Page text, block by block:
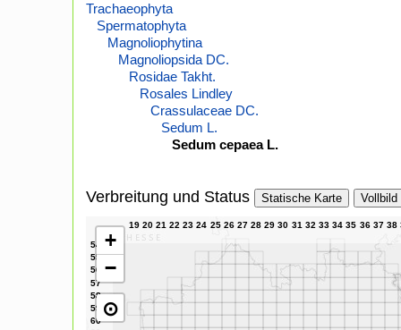
Trachaeophyta
Spermatophyta
Magnoliophytina
Magnoliopsida DC.
Rosidae Takht.
Rosales Lindley
Crassulaceae DC.
Sedum L.
Sedum cepaea L.
Verbreitung und Status Statische Karte Vollbild
+
−
⊙